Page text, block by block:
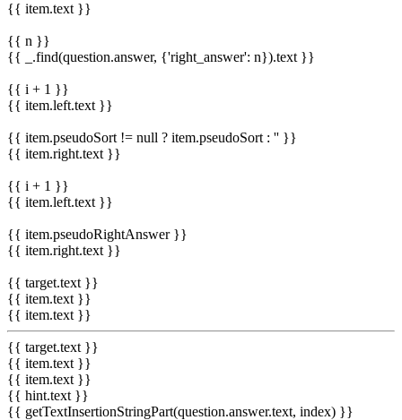
{{ item.text }}
{{ n }}
{{ _.find(question.answer, {'right_answer': n}).text }}
{{ i + 1 }}
{{ item.left.text }}
{{ item.pseudoSort != null ? item.pseudoSort : '' }}
{{ item.right.text }}
{{ i + 1 }}
{{ item.left.text }}
{{ item.pseudoRightAnswer }}
{{ item.right.text }}
{{ target.text }}
{{ item.text }}
{{ item.text }}
{{ target.text }}
{{ item.text }}
{{ item.text }}
{{ hint.text }}
{{ getTextInsertionStringPart(question.answer.text, index) }}